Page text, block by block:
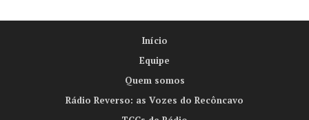
Início
Equipe
Quem somos
Rádio Reverso: as Vozes do Recôncavo